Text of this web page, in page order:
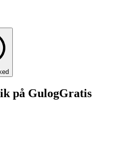
på GulogGratis